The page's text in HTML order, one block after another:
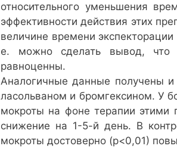
относительного уменьшения
эффективности действия этих
величине времени
е. можно сделать вывод, что
равноценны.
Аналогичные данные получены
ласольваном и бромгексином. У
мокроты на фоне терапии этими
снижение на 1-5-й день. В
мокроты достоверно (р<0,01)